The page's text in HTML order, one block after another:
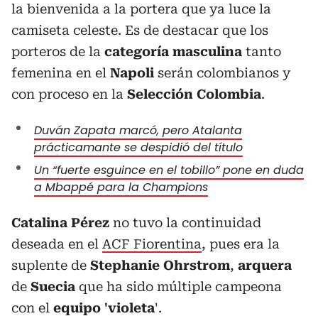
la bienvenida a la portera que ya luce la
camiseta celeste. Es de destacar que los
porteros de la categoría masculina tanto
femenina en el Napoli serán colombianos y
con proceso en la Selección Colombia.
Duván Zapata marcó, pero Atalanta
prácticamante se despidió del título
Un “fuerte esguince en el tobillo” pone en duda
a Mbappé para la Champions
Catalina Pérez no tuvo la continuidad
deseada en el ACF Fiorentina, pues era la
suplente de Stephanie Ohrstrom, arquera
de Suecia que ha sido múltiple campeona
con el equipo 'violeta'.